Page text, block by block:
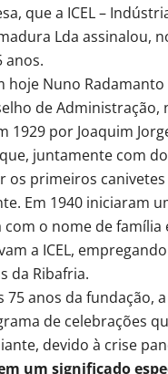
que a ICEL –
Lda assinalou,
anos.
hoje Nuno
de Administração,
1929 por Joaquim
juntamente com
os primeiros canivetes
Em 1940 iniciaram
o nome de família
a ICEL,
da Ribafria.
75 anos da fundação, a
de celebrações
devido à crise
um significado